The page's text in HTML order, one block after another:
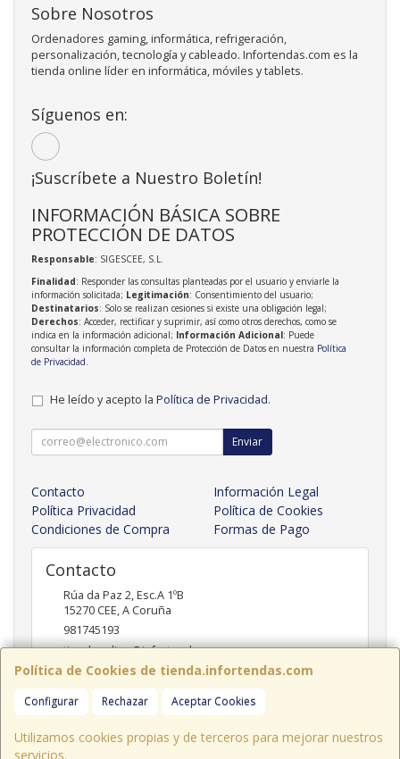
Política de Cookies de tienda.infortendas.com
Configurar Rechazar Aceptar Cookies
Utilizamos cookies propias y de terceros para mejorar nuestros
servicios.
Sobre Nosotros
Ordenadores gaming, informática, refrigeración,
personalización, tecnología y cableado. Infortendas.com es la
tienda online líder en informática, móviles y tablets.
Síguenos en:
¡Suscríbete a Nuestro Boletín!
INFORMACIÓN BÁSICA SOBRE
PROTECCIÓN DE DATOS
Responsable: SIGESCEE, S.L.
Finalidad: Responder las consultas planteadas por el usuario y enviarle la
información solicitada; Legitimación: Consentimiento del usuario;
Destinatarios: Solo se realizan cesiones si existe una obligación legal;
Derechos: Acceder, rectificar y suprimir, así como otros derechos, como se
indica en la información adicional; Información Adicional: Puede
consultar la información completa de Protección de Datos en nuestra Política
de Privacidad.
He leído y acepto la Política de Privacidad.
Enviar
Contacto
Información Legal
Política Privacidad
Política de Cookies
Condiciones de Compra
Formas de Pago
Contacto
Rúa da Paz 2, Esc.A 1ºB
15270 CEE,A Coruña
981745193
tiendaonline@infortendas.com
Horario
09:00 - 20:00